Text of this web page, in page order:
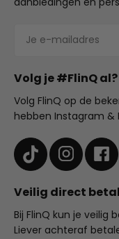
Volg je #FlinQ al?
Volg FlinQ op de
hebben Instagram &
Veilig direct
Bij FlinQ kun je veilig
Liever achteraf